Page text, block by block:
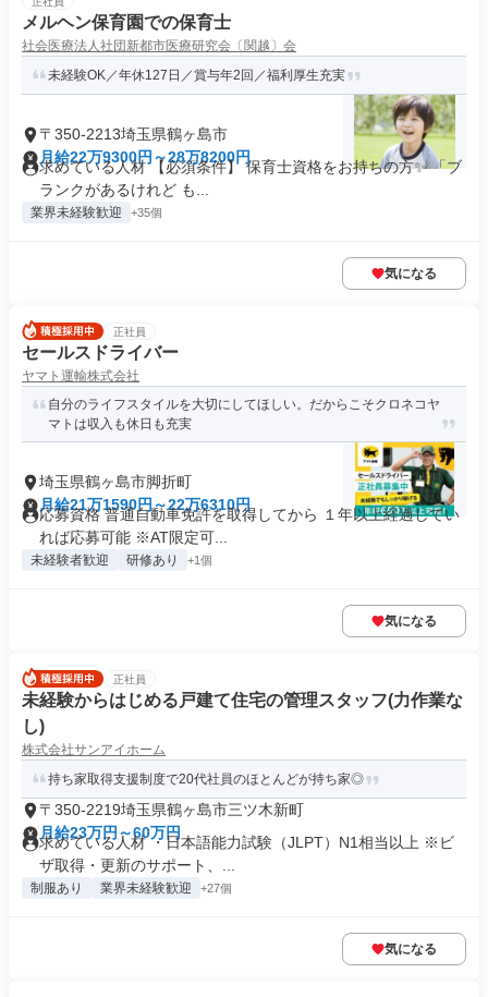
メルヘン保育園での保育士
社会医療法人社団新都市医療研究会〔関越〕会
未経験OK／年休127日／賞与年2回／福利厚生充実
〒350-2213埼玉県鶴ヶ島市
月給22万9300円～28万8200円
求めている人材 【必須条件】 保育士資格をお持ちの方✨ 「ブ
ランクがあるけれど も...
業界未経験歓迎 +35個
気になる
正社員
セールスドライバー
ヤマト運輸株式会社
自分のライフスタイルを大切にしてほしい。だからこそクロネコヤ
マトは収入も休日も充実
埼玉県鶴ヶ島市脚折町
月給21万1590円～22万6310円
応募資格 普通自動車免許を取得してから １年以上経過してい
れば応募可能 ※AT限定可...
未経験者歓迎 研修あり +1個
気になる
正社員
未経験からはじめる戸建て住宅の管理スタッフ(力作業な
し)
株式会社サンアイホーム
持ち家取得支援制度で20代社員のほとんどが持ち家◎
〒350-2219埼玉県鶴ヶ島市三ツ木新町
月給23万円～60万円
求めている人材 ・日本語能力試験（JLPT）N1相当以上 ※ビ
ザ取得・更新のサポート、...
制服あり 業界未経験歓迎 +27個
気になる